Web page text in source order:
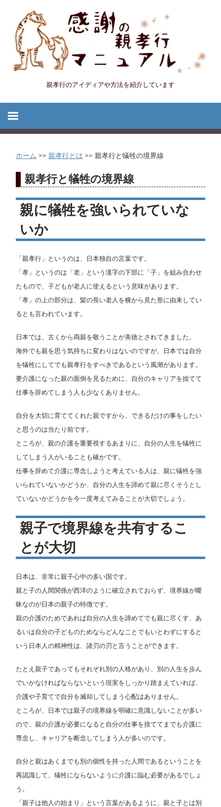
キ
プ
感
孝
行
マ
ニ
ュ
ル
親孝行のアイディアや方法を紹介しています
ホーム >> 親孝行とは >> 親孝行と犠牲の境界線
親孝行と犠牲の境界線
親に犠牲を強いられていな
いか
「親孝行」というのは、日本独自の言葉です。
「孝」というのは「老」という漢字の下部に「子」を組み合わせ
たもので、子どもが老人に使えるという意味があります。
「孝」の上の部分は、髪の長い老人を横から見た形に由来してい
るとも言われています。
日本では、古くから両親を敬うことが美徳とされてきました。
海外でも親を思う気持ちに変わりはないのですが、日本では自分
を犠牲にしてでも親孝行をすべきであるという風潮があります。
要介護になった親の面倒を見るために、自分のキャリアを捨てて
仕事を辞めてしまう人も少なくありません。
自分を大切に育ててくれた親ですから、できるだけの事をしたい
と思うのは当たり前です。
ところが、親の介護を重要視するあまりに、自分の人生を犠牲に
してしまう人がいることも確かです。
仕事を辞めて介護に専念しようと考えている人は、親に犠牲を強
いられていないかどうか、自分の人生を諦めて親に尽くそうとし
ていないかどうかを今一度考えてみることが大切でしょう。
親子で境界線を共有するこ
とが大切
日本は、非常に親子心中の多い国です。
親と子の人間関係が西洋のように確立されておらず、境界線が曖
昧なのが日本の親子の特徴です。
親の介護のためであれば自分の人生を諦めてでも親に尽くす、あ
るいは自分の子どものためならどんなことでもいとわずにすると
いう日本人の精神性は、諸刃の刃と言うことができます。
たとえ親子であってもそれぞれ別の人格があり、別の人生を歩ん
でいかなければならないという現実をしっかり踏まえていれば、
介護や子育てで自分を滅却してしまう心配はありません。
ところが、日本では親子の境界線を明確に意識しないことが多い
ので、親の介護が必要になると自分の仕事を捨ててまでも介護に
専念し、キャリアを断念してしまう人が多いのです。
自分と親はあくまでも別の個性を持った人間であるということを
再認識して、犠牲にならないように介護に臨む必要があるでしょ
う。
「親子は他人の始まり」という言葉があるように、親と子とは別